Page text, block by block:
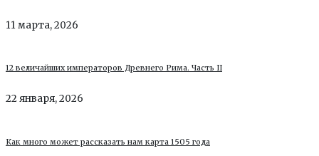
11 марта, 2026
12 величайших императоров Древнего Рима. Часть II
22 января, 2026
Как много может рассказать нам карта 1505 года